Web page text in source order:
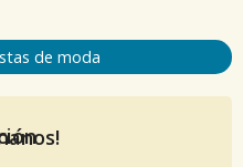
de moda